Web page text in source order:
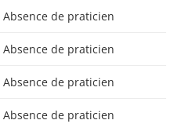
Absence de praticien
Absence de praticien
Absence de praticien
Absence de praticien